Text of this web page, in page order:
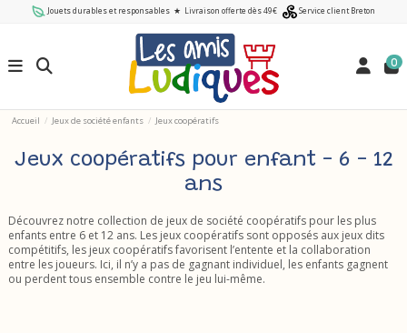
Jouets durables et responsables ★ Livraison offerte dès 49€ Service client Breton
0
Accueil Jeux de société enfants Jeux coopératifs
Jeux coopératifs pour enfant - 6 - 12
ans
Découvrez notre collection de jeux de société coopératifs pour les plus
enfants entre 6 et 12 ans. Les jeux coopératifs sont opposés aux jeux dits
compétitifs, les jeux coopératifs favorisent l’entente et la collaboration
entre les joueurs. Ici, il n’y a pas de gagnant individuel, les enfants gagnent
ou perdent tous ensemble contre le jeu lui-même.